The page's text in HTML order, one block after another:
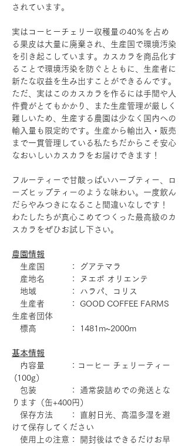
されています。
実はコーヒーチェリー収穫量の40％を占め
る果皮は大量に廃棄され、生産国で環境汚染
を引き起こしています。カスカラを商品化す
ることで環境汚染を防ぐとともに、生産者に
新たな収益を生み出すことができるんです。
ただ、実はこのカスカラを作るには手間や人
件費がとてもかかり、また生産管理が厳しく
難しいため、生産する農園は少なく国内への
輸入量も限定的です。生産から輸出入・販売
まで一貫管理している私たちだからこそ安心
なおいしいカスカラをお届けできます！
フルーティーで甘酸っぱいハーブティー、ロ
ーズヒップティーのような味わい。一度飲ん
だらやみつきになること間違いなしです！
わたしたちが真心こめてつくった最高級のカ
スカラをぜひお試し下さい。
農園情報
生産国 ： グアテマラ
産地名 ： ヌエボ オリエンテ
地域 ： ハラパ、コリス
生産者 ： GOOD COFFEE FARMS
生産者団体
標高 ： 1481m~2000m
基本情報
内容量 ：コーヒー チェリーティー
(100g）
包装 ： 通常袋詰めでの発送とな
ります（缶+400円）
保存方法 ： 直射日光、高温多湿を避
けて保存してください
使用上の注意： 開封後はできるだけお早